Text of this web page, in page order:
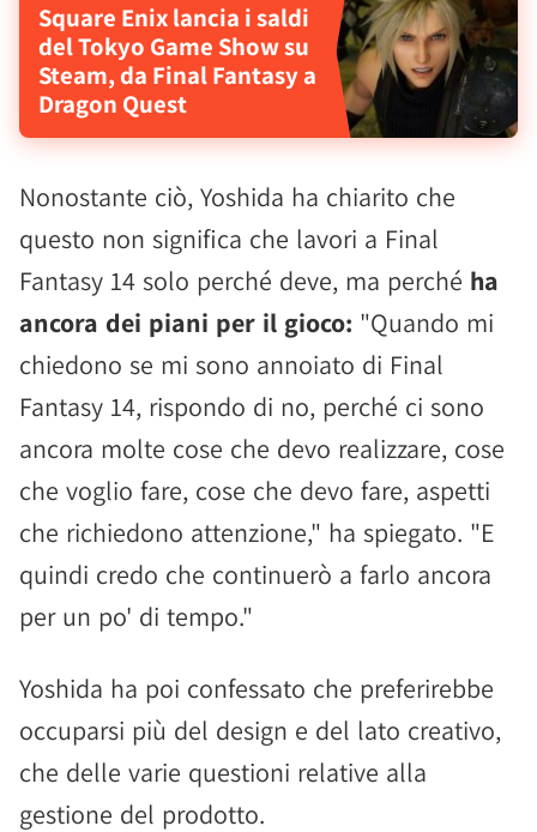
Square Enix lancia i saldi
del Tokyo Game Show su
Steam, da Final Fantasy a
Dragon Quest
Nonostante ciò, Yoshida ha chiarito che
questo non significa che lavori a Final
Fantasy 14 solo perché deve, ma perché ha
ancora dei piani per il gioco: "Quando mi
chiedono se mi sono annoiato di Final
Fantasy 14, rispondo di no, perché ci sono
ancora molte cose che devo realizzare, cose
che voglio fare, cose che devo fare, aspetti
che richiedono attenzione," ha spiegato. "E
quindi credo che continuerò a farlo ancora
per un po' di tempo."
Yoshida ha poi confessato che preferirebbe
occuparsi più del design e del lato creativo,
che delle varie questioni relative alla
gestione del prodotto.